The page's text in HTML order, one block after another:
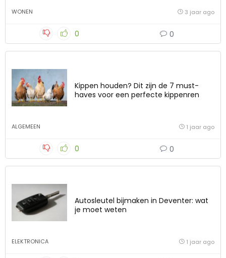
WONEN 3 jaar ago
0 0
Kippen houden? Dit zijn de 7 must-
haves voor een perfecte kippenren
ALGEMEEN 1 jaar ago
0 0
Autosleutel bijmaken in Deventer: wat
je moet weten
ELEKTRONICA 1 jaar ago